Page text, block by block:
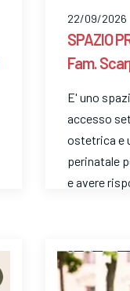
22/09/2026
SPAZIO
Fam.
E' uno
accesso
ostetrica e
perinatale
e avere